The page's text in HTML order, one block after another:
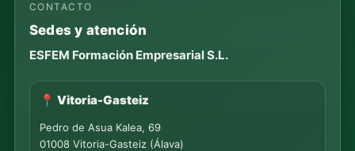
CONTACTO
Sedes y atención
ESFEM Formación Empresarial S.L.
📍 Vitoria-Gasteiz
Pedro de Asua Kalea, 69
01008 Vitoria-Gasteiz (Álava)